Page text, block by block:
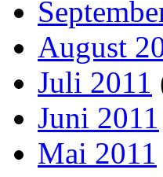
August
Juli 2011
Juni 2011
Mai 2011